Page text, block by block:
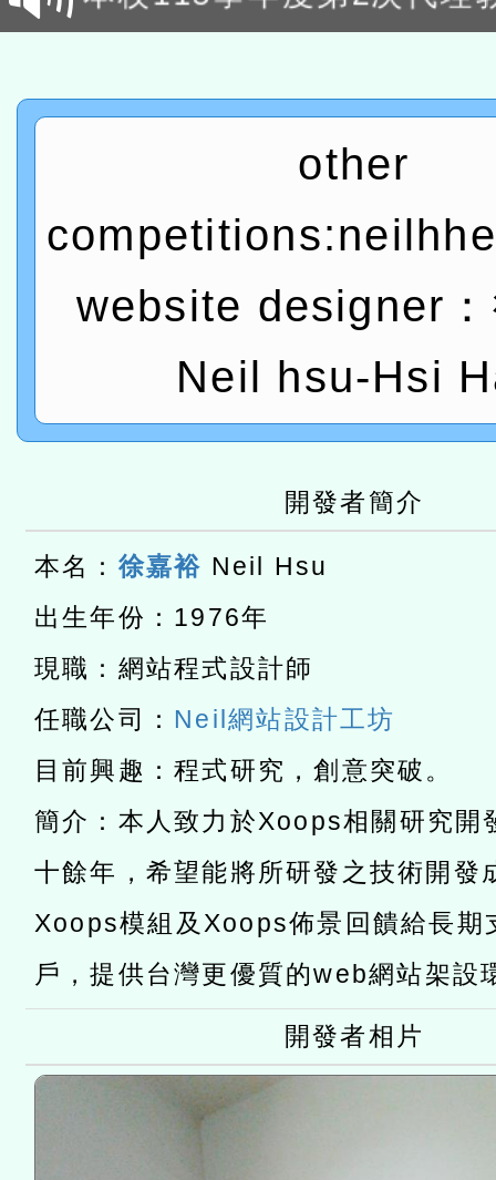
甄選結果公告(尚有缺額)
有關原住民族委員會115
有關本府115年70歲以上
休同仁踴躍參加一案。
結果公告(無人報名，續辦
適應運動共學行動站研習
本館辦理115年度閱讀磐
讀推動專業研習
科技賦能─人工智慧(AI)工
程
A3數位素養講師名單
招考甄選結果公告(尚有缺
本校115學年度第2次代理
甄選結果公告(尚有缺額)
有關原住民族委員會115
原住民族歲時祭儀放假日
兒童少年暑期犯罪預防活
康講座「吃得安心，動得
休同仁踴躍參加一案。
本校115學年度第2次代理
結果公告(無人報名，續辦
適應運動共學行動站研習
本館辦理115年度閱讀磐
讀推動專業研習
科技賦能─人工智慧(AI)工
程
A3數位素養講師名單
other
website designer
Neil hsu-Hsi
開發者簡介
本名： 徐嘉裕 Neil Hsu
出生年份：1976年
現職：網站程式設計師
任職公司： Neil網站設計工坊
目前興趣：程式研究，創意突破。
簡介：本人致力於Xoops相關研究開
十餘年，希望能將所研發之技術開發
Xoops模組及Xoops佈景回饋給長期
戶，提供台灣更優質的web網站架設
開發者相片